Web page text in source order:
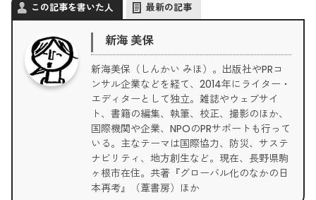
この記事を書いた人 最新の記事
新海 美保
新海美保（しんかい みほ）。出版社やPRコ
ンサル企業などを経て、2014年にライター・
エディターとして独立。雑誌やウェブサイ
ト、書籍の編集、執筆、校正、撮影のほか、
国際機関や企業、NPOのPRサポートも行って
いる。主なテーマは国際協力、防災、サステ
ナビリティ、地方創生など。現在、長野県駒
ヶ根市在住。共著『グローバル化のなかの日
本再考』（葦書房）ほか